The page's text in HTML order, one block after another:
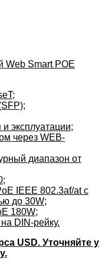
Smart POE
эксплуатации;
через WEB-
диапазон от
IEEE 802.3af/at c
до 30W;
180W;
DIN-рейку.
USD. Уточняйте у